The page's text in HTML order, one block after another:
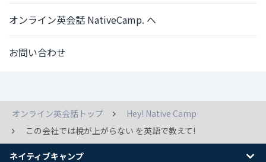
オンライン英会話 NativeCamp. へ
お問い合わせ
オンライン英会話トップ
Hey! Native Camp
この会社では梲が上がらない を英語で教えて!
ネイティブキャンプ